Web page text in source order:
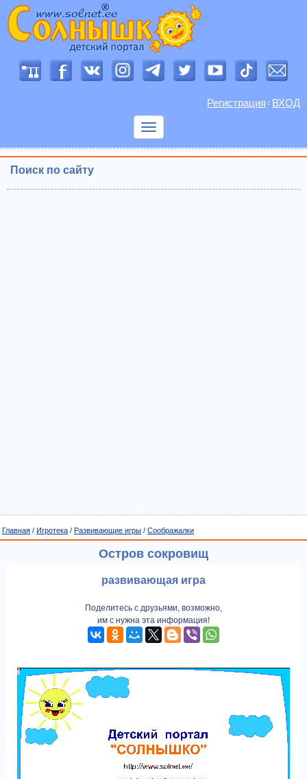
Регистрация / ВХОД
Показать
Поиск по сайту
Главная / Игротека / Развивающие игры / Соображалки
Остров сокровищ
развивающая игра
Поделитесь с друзьями, возможно,
им с нужна эта информация!